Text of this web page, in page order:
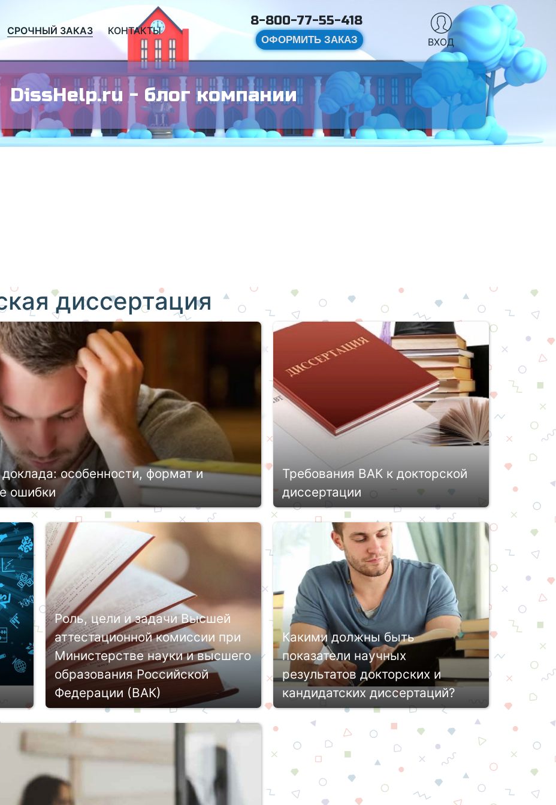
СРОЧНЫЙ ЗАКАЗ КОНТАКТЫ
8-800-77-55-418
ОФОРМИТЬ ЗАКАЗ ВХОД
DissHelp.ru - блог компании
диссертация
особенности, формат и
ошибки
соответствующую степень, необходимо
преподнести его в соответствующем формате.
Требования ВАК к докторской
диссертации
За плечами уже есть одна ученая
степень и многолетние труды в виде
множества научных статей и
публикаций, кандидатской
диссертации, методических пособий,
монографий и пр., но Вы не...
Роль, цели и задачи Высшей
аттестационной комиссии при
Министерстве науки и высшего
образования Российской
Федерации (ВАК)
На сегодняшний день около трети
выпускников магистратуры решают
связать свою жизнь с научной сферой
и подаются в аспирантуру. Еще около
20% выпускников трудоустраиваются
по получен...
Какими должны быть
показатели научных
результатов докторских и
кандидатских диссертаций?
Оценка диссертаций происходит
согласно действующему
законодательству. Данный процесс
регламентирует «Положение о
присуждении ученых степеней». Этот
правовой документ содержит основ...